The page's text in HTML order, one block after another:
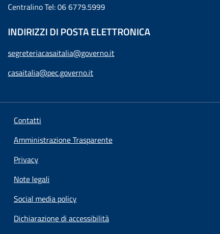
Centralino Tel: 06 6779.5999
INDIRIZZI DI POSTA ELETTRONICA
segreteriacasaitalia@governo.it
casaitalia@pec.governo.it
Contatti
Amministrazione Trasparente
Privacy
Note legali
Social media policy
Dichiarazione di accessibilità